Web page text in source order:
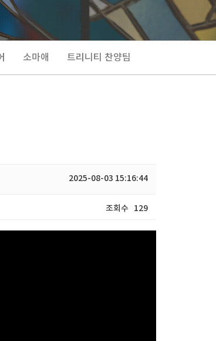
정교실
위원회
연동갤러리(교회행사)
e연못골
부설기관
소마애 트리니티 찬양팀
2025-08-03 15:16:44
조회수 129